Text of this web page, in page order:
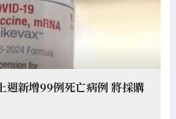
週新增99例死亡病例 將採購